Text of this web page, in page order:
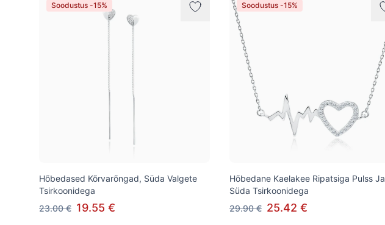
Soodustus -15%
Hõbedased Kõrvarõngad, Süda Valgete
Tsirkoonidega
23.00 € 19.55 €
Soodustus -15%
Hõbedane Kaelakee Ripatsiga Pulss Ja
Süda Tsirkoonidega
29.90 € 25.42 €